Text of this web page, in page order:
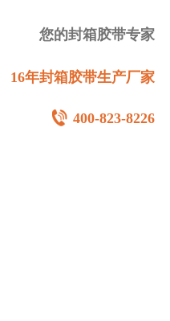
您的封箱胶带专家
16年封箱胶带生产厂家
400-823-8226